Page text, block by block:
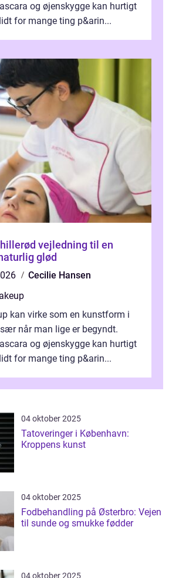
og øjenskygge kan hurtigt
for mange ting p&arin...
til en
glød
Cecilie Hansen
kan virke som en kunstform i
når man lige er begyndt.
og øjenskygge kan hurtigt
for mange ting p&arin...
04 oktober 2025
Tatoveringer i København:
Kroppens kunst
04 oktober 2025
Fodbehandling på Østerbro: Vejen
til sunde og smukke fødder
04 oktober 2025